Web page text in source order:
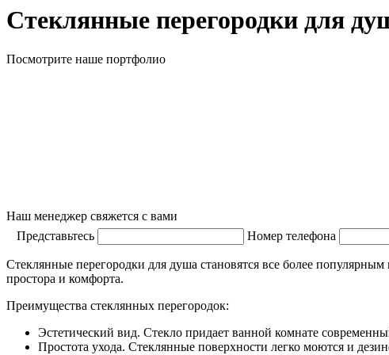
Стеклянные перегородки для
Посмотрите наше портфолио
Наш менеджер свяжется с вами
Представьтесь
Номер телефона
Стеклянные перегородки для душа становятся все более
простора и комфорта.
Преимущества стеклянных перегородок:
Эстетический вид. Стекло придает ванной комнате
Простота ухода. Стеклянные поверхности легко моются и